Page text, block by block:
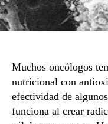
Muchos oncólogos
nutricional con
efectividad de
funciona al crear